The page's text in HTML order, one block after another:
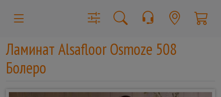
Ламинат Alsafloor Osmoze 508
Болеро